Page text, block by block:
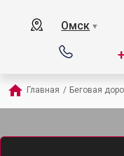
Омск ▼
Главная / Беговая